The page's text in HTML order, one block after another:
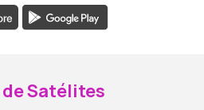
de Satélites